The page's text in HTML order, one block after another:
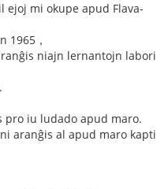
ejoj mi okupe apud Flava-
1965，
niajn lernantojn labori
pro iu ludado apud maro.
aranĝis al apud maro kapti